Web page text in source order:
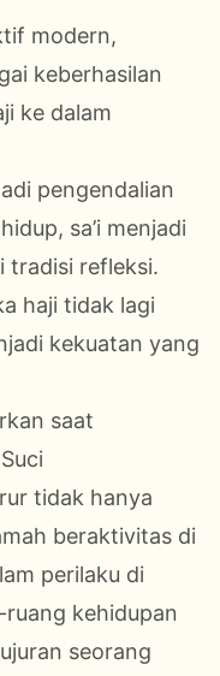
modern,
keberhasilan
ke dalam
pengendalian
sa’i menjadi
tradisi refleksi.
haji tidak lagi
kekuatan yang
saat
tidak hanya
beraktivitas di
perilaku di
kehidupan
seorang